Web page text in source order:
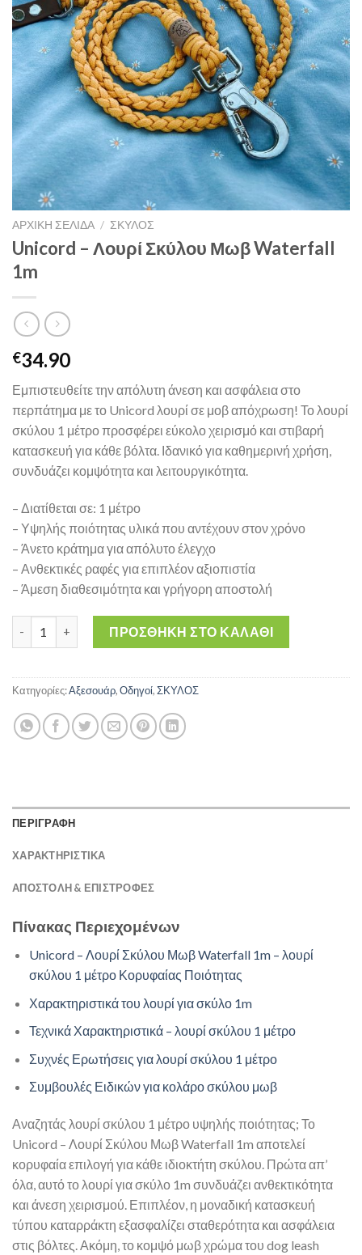
ΑΡΧΙΚΉ ΣΕΛΊΔΑ / ΣΚΥΛΟΣ
Unicord – Λουρί Σκύλου Μωβ Waterfall
1m
€34.90
Εμπιστευθείτε την απόλυτη άνεση και ασφάλεια στο
περπάτημα με το Unicord λουρί σε μοβ απόχρωση! Το λουρί
σκύλου 1 μέτρο προσφέρει εύκολο χειρισμό και στιβαρή
κατασκευή για κάθε βόλτα. Ιδανικό για καθημερινή χρήση,
συνδυάζει κομψότητα και λειτουργικότητα.
– Διατίθεται σε: 1 μέτρο
– Υψηλής ποιότητας υλικά που αντέχουν στον χρόνο
– Άνετο κράτημα για απόλυτο έλεγχο
– Ανθεκτικές ραφές για επιπλέον αξιοπιστία
– Άμεση διαθεσιμότητα και γρήγορη αποστολή
Unicord – Λουρί Σκύλου Μωβ Waterfall 1m ποσότητα
ΠΡΟΣΘΉΚΗ ΣΤΟ ΚΑΛΆΘΙ
Κατηγορίες:Αξεσουάρ,Οδηγοί,ΣΚΥΛΟΣ
ΠΕΡΙΓΡΑΦΗ
ΧΑΡΑΚΤΗΡΙΣΤΙΚΑ
ΑΠΟΣΤΟΛΉ & ΕΠΙΣΤΡΟΦΈΣ
Πίνακας Περιεχομένων
Unicord – Λουρί Σκύλου Μωβ Waterfall 1m – λουρί
σκύλου 1 μέτρο Κορυφαίας Ποιότητας
Χαρακτηριστικά του λουρί για σκύλο 1m
Τεχνικά Χαρακτηριστικά – λουρί σκύλου 1 μέτρο
Συχνές Ερωτήσεις για λουρί σκύλου 1 μέτρο
Συμβουλές Ειδικών για κολάρο σκύλου μωβ
Αναζητάς λουρί σκύλου 1 μέτρο υψηλής ποιότητας; Το
Unicord – Λουρί Σκύλου Μωβ Waterfall 1m αποτελεί
κορυφαία επιλογή για κάθε ιδιοκτήτη σκύλου. Πρώτα απ’
όλα, αυτό το λουρί για σκύλο 1m συνδυάζει ανθεκτικότητα
και άνεση χειρισμού. Επιπλέον, η μοναδική κατασκευή
τύπου καταρράκτη εξασφαλίζει σταθερότητα και ασφάλεια
στις βόλτες. Ακόμη, το κομψό μωβ χρώμα του dog leash